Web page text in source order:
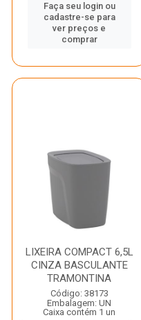
Faça seu login ou
cadastre-se para
ver preços e
comprar
LIXEIRA COMPACT 6,5L
CINZA BASCULANTE
TRAMONTINA
Código: 38173
Embalagem: UN
Caixa contém 1 un